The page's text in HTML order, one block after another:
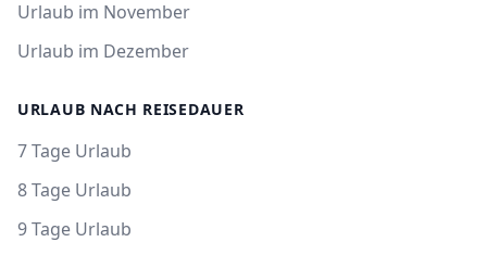
Urlaub im November
Urlaub im Dezember
URLAUB NACH REISEDAUER
7 Tage Urlaub
8 Tage Urlaub
9 Tage Urlaub